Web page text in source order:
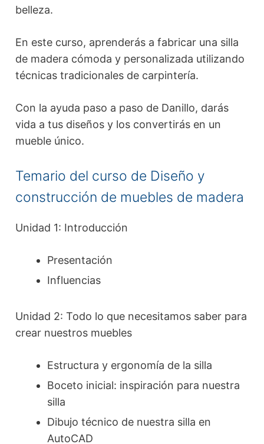
belleza.
En este curso, aprenderás a fabricar una silla
de madera cómoda y personalizada utilizando
técnicas tradicionales de carpintería.
Con la ayuda paso a paso de Danillo, darás
vida a tus diseños y los convertirás en un
mueble único.
Temario del curso de Diseño y
construcción de muebles de madera
Unidad 1: Introducción
Presentación
Influencias
Unidad 2: Todo lo que necesitamos saber para
crear nuestros muebles
Estructura y ergonomía de la silla
Boceto inicial: inspiración para nuestra
silla
Dibujo técnico de nuestra silla en
AutoCAD